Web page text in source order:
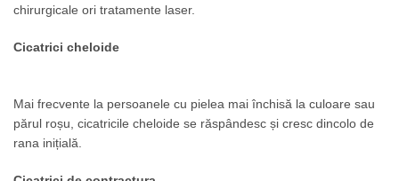
chirurgicale ori tratamente laser.
Cicatrici cheloide
Mai frecvente la persoanele cu pielea mai închisă la culoare sau
părul roșu, cicatricile cheloide se răspândesc și cresc dincolo de
rana inițială.